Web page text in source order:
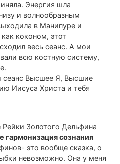
Энергия шла
и волнообразным
в Манипуре и
коконом, этот
весь сеанс. А мои
всю костную систему,
сеанс Высшее Я, Высшие
Иисуса Христа и тебя
Рейки Золотого Дельфина
гармонизация сознания
это вообще сказка, о
невозможно. Она у меня